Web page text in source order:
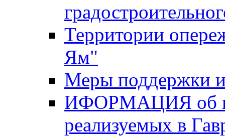
Территории
Ям"
Меры поддержки
ИФОРМАЦИЯ об
реализуемых в